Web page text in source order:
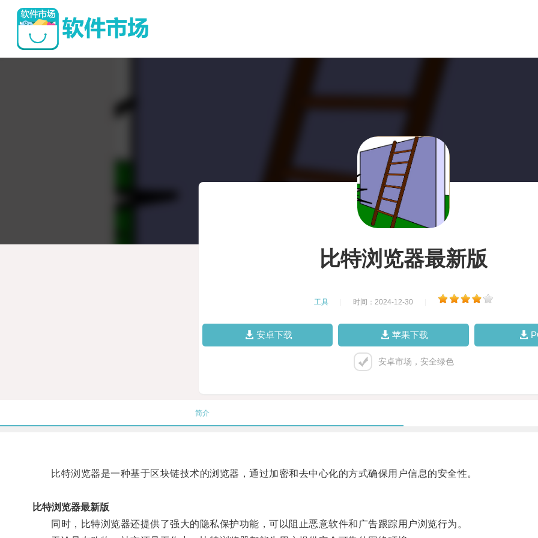
比特浏览器最新版
工具 时间：2024-12-30
安卓下载 苹果下载
安卓市场，安全绿色
简介
比特浏览器是一种基于区块链技术的浏览器，通过加密和去中心化的方式确保用户信息的安全性。
比特浏览器最新版
同时，比特浏览器还提供了强大的隐私保护功能，可以阻止恶意软件和广告跟踪用户浏览行为。